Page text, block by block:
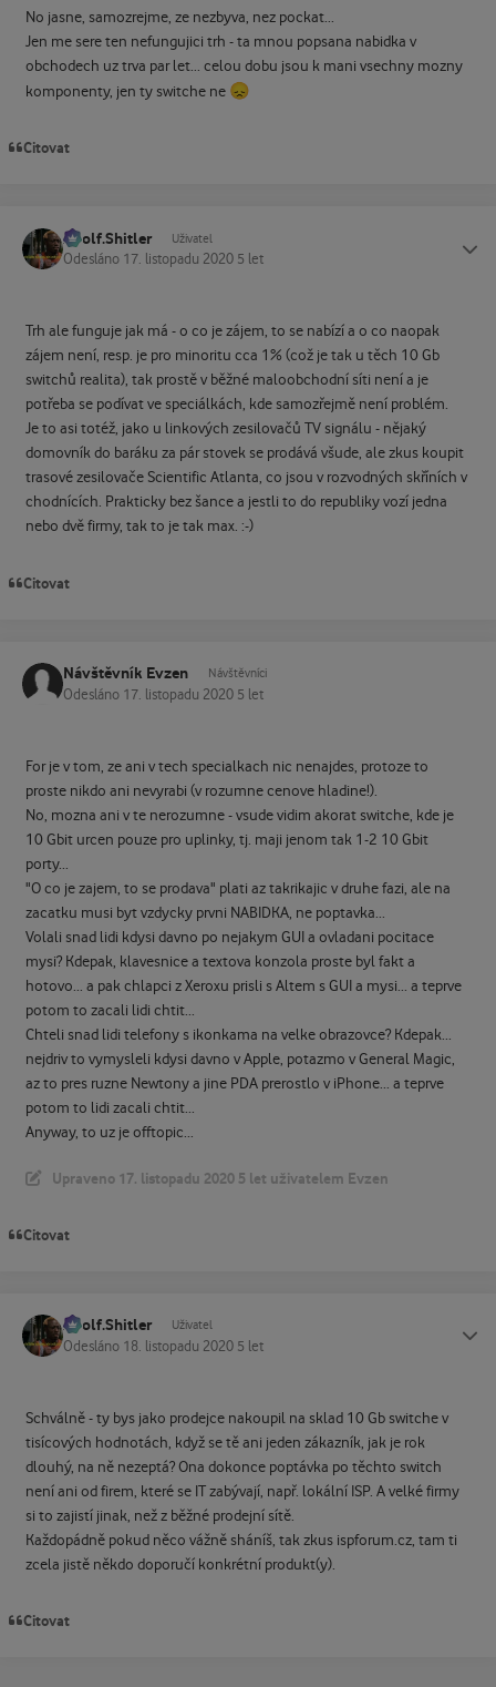
No jasne, samozrejme, ze nezbyva, nez pockat...
Jen me sere ten nefungujici trh - ta mnou popsana nabidka v
obchodech uz trva par let... celou dobu jsou k mani vsechny mozny
komponenty, jen ty switche ne 😞
Citovat
Adolf.Shitler Uživatel
Odesláno 17. listopadu 2020 5 let
Trh ale funguje jak má - o co je zájem, to se nabízí a o co naopak
zájem není, resp. je pro minoritu cca 1% (což je tak u těch 10 Gb
switchů realita), tak prostě v běžné maloobchodní síti není a je
potřeba se podívat ve speciálkách, kde samozřejmě není problém.
Je to asi totéž, jako u linkových zesilovačů TV signálu - nějaký
domovník do baráku za pár stovek se prodává všude, ale zkus koupit
trasové zesilovače Scientific Atlanta, co jsou v rozvodných skříních v
chodnících. Prakticky bez šance a jestli to do republiky vozí jedna
nebo dvě firmy, tak to je tak max. :-)
Citovat
Návštěvník Evzen Návštěvníci
Odesláno 17. listopadu 2020 5 let
For je v tom, ze ani v tech specialkach nic nenajdes, protoze to
proste nikdo ani nevyrabi (v rozumne cenove hladine!).
No, mozna ani v te nerozumne - vsude vidim akorat switche, kde je
10 Gbit urcen pouze pro uplinky, tj. maji jenom tak 1-2 10 Gbit
porty...
"O co je zajem, to se prodava" plati az takrikajic v druhe fazi, ale na
zacatku musi byt vzdycky prvni NABIDKA, ne poptavka...
Volali snad lidi kdysi davno po nejakym GUI a ovladani pocitace
mysi? Kdepak, klavesnice a textova konzola proste byl fakt a
hotovo... a pak chlapci z Xeroxu prisli s Altem s GUI a mysi... a teprve
potom to zacali lidi chtit...
Chteli snad lidi telefony s ikonkama na velke obrazovce? Kdepak...
nejdriv to vymysleli kdysi davno v Apple, potazmo v General Magic,
az to pres ruzne Newtony a jine PDA prerostlo v iPhone... a teprve
potom to lidi zacali chtit...
Anyway, to uz je offtopic...
Upraveno 17. listopadu 2020 5 let uživatelem Evzen
Citovat
Adolf.Shitler Uživatel
Odesláno 18. listopadu 2020 5 let
Schválně - ty bys jako prodejce nakoupil na sklad 10 Gb switche v
tisícových hodnotách, když se tě ani jeden zákazník, jak je rok
dlouhý, na ně nezeptá? Ona dokonce poptávka po těchto switch
není ani od firem, které se IT zabývají, např. lokální ISP. A velké firmy
si to zajistí jinak, než z běžné prodejní sítě.
Každopádně pokud něco vážně sháníš, tak zkus ispforum.cz, tam ti
zcela jistě někdo doporučí konkrétní produkt(y).
Citovat